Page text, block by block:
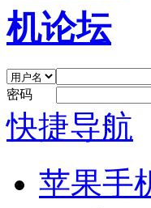
密码
快捷导航
苹果手